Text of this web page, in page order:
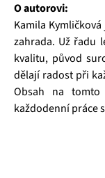
O autorovi:
Kamila
zahrada. Už řadu
kvalitu, původ
dělají radost při
Obsah na
každodenní práce